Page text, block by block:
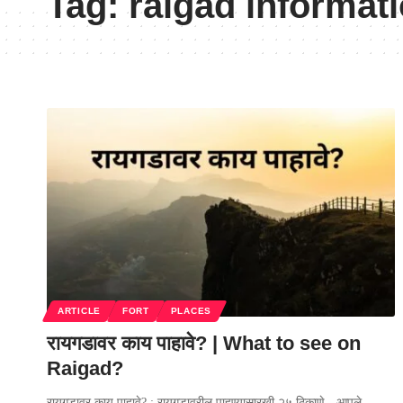
ARTICLE FORT PLACES
रायगडावर काय पाहावे? | What to see on
Raigad?